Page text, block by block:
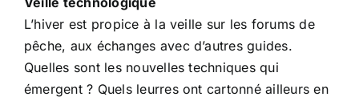
L’hiver est propice à la veille sur les forums de
pêche, aux échanges avec d’autres guides.
Quelles sont les nouvelles techniques qui
émergent ? Quels leurres ont cartonné ailleurs en